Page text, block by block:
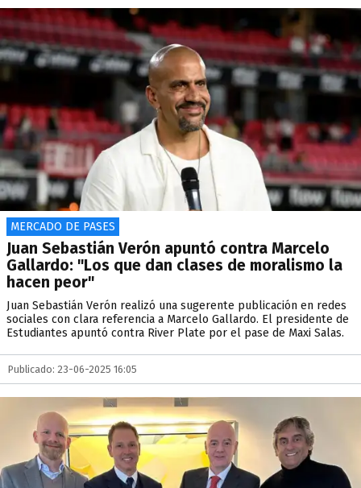
MERCADO DE PASES
Juan Sebastián Verón apuntó contra Marcelo
Gallardo: "Los que dan clases de moralismo la
hacen peor"
Juan Sebastián Verón realizó una sugerente publicación en redes
sociales con clara referencia a Marcelo Gallardo. El presidente de
Estudiantes apuntó contra River Plate por el pase de Maxi Salas.
Publicado: 23-06-2025 16:05